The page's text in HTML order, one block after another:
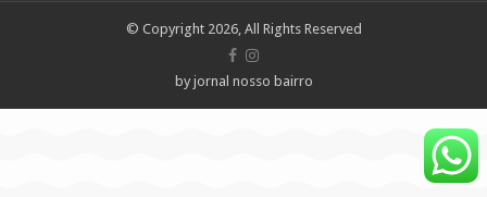
© Copyright 2026, All Rights Reserved
by jornal nosso bairro